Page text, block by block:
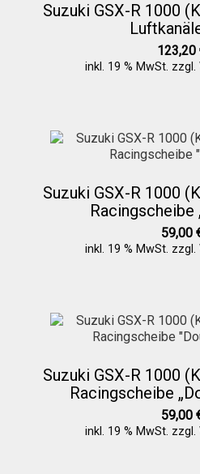
Suzuki GSX-R 1000
123,20
inkl. 19 % MwSt. zzgl.
Suzuki GSX-R 1000
Racingscheibe
59,00
inkl. 19 % MwSt. zzgl.
Suzuki GSX-R 1000
Racingscheibe
59,00
inkl. 19 % MwSt. zzgl.